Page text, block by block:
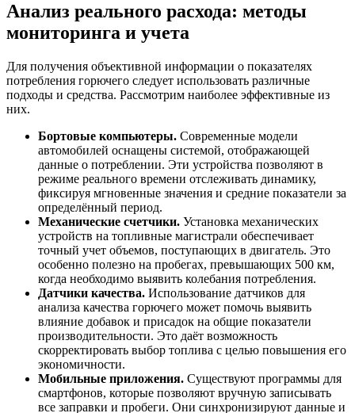
Анализ реального расхода: методы
мониторинга и учета
Для получения объективной информации о показателях
потребления горючего следует использовать различные
подходы и средства. Рассмотрим наиболее эффективные из
них.
Бортовые компьютеры. Современные модели
автомобилей оснащены системой, отображающей
данные о потреблении. Эти устройства позволяют в
режиме реального времени отслеживать динамику,
фиксируя мгновенные значения и средние показатели за
определённый период.
Механические счетчики. Установка механических
устройств на топливные магистрали обеспечивает
точный учет объемов, поступающих в двигатель. Это
особенно полезно на пробегах, превышающих 500 км,
когда необходимо выявить колебания потребления.
Датчики качества. Использование датчиков для
анализа качества горючего может помочь выявить
влияние добавок и присадок на общие показатели
производительности. Это даёт возможность
скорректировать выбор топлива с целью повышения его
экономичности.
Мобильные приложения. Существуют программы для
смартфонов, которые позволяют вручную записывать
все заправки и пробеги. Они синхронизируют данные и